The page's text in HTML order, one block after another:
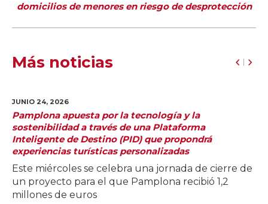
domicilios de menores en riesgo de desprotección
Más noticias
JUNIO 24, 2026
Pamplona apuesta por la tecnología y la
sostenibilidad a través de una Plataforma
Inteligente de Destino (PID) que propondrá
experiencias turísticas personalizadas
Este miércoles se celebra una jornada de cierre de
un proyecto para el que Pamplona recibió 1,2
millones de euros